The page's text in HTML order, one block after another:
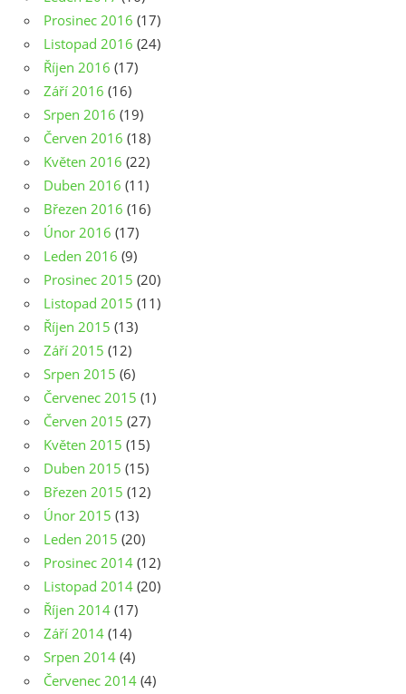
Prosinec 2016 (17)
Listopad 2016 (24)
Říjen 2016 (17)
Září 2016 (16)
Srpen 2016 (19)
Červen 2016 (18)
Květen 2016 (22)
Duben 2016 (11)
Březen 2016 (16)
Únor 2016 (17)
Leden 2016 (9)
Prosinec 2015 (20)
Listopad 2015 (11)
Říjen 2015 (13)
Září 2015 (12)
Srpen 2015 (6)
Červenec 2015 (1)
Červen 2015 (27)
Květen 2015 (15)
Duben 2015 (15)
Březen 2015 (12)
Únor 2015 (13)
Leden 2015 (20)
Prosinec 2014 (12)
Listopad 2014 (20)
Říjen 2014 (17)
Září 2014 (14)
Srpen 2014 (4)
Červenec 2014 (4)